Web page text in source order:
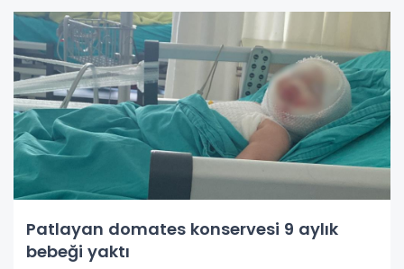
Patlayan domates konservesi 9 aylık
bebeği yaktı